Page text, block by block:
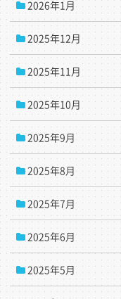
2026年1月
2025年12月
2025年11月
2025年10月
2025年9月
2025年8月
2025年7月
2025年6月
2025年5月